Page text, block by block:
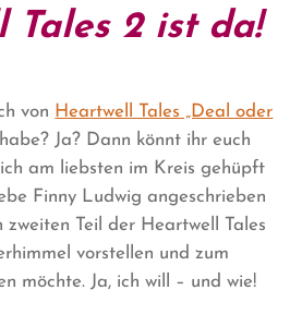
Tales 2 ist da!
von Heartwell Tales „Deal oder
Ja? Dann könnt ihr euch
am liebsten im Kreis gehüpft
Finny Ludwig angeschrieben
zweiten Teil der Heartwell Tales
vorstellen und zum
möchte. Ja, ich will – und wie!